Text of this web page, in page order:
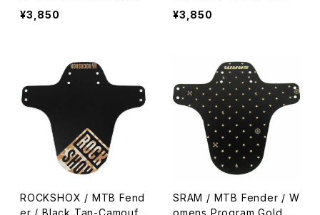
¥3,850
¥3,850
ROCKSHOX / MTB Fend
er / Black Tan-Camoufl
SRAM / MTB Fender / W
omens Program Gold Pri